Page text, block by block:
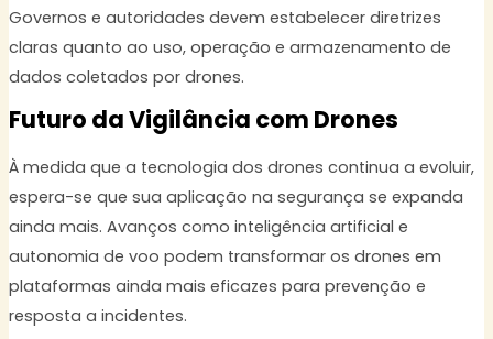
Governos e autoridades devem estabelecer diretrizes
claras quanto ao uso, operação e armazenamento de
dados coletados por drones.
Futuro da Vigilância com Drones
À medida que a tecnologia dos drones continua a evoluir,
espera-se que sua aplicação na segurança se expanda
ainda mais. Avanços como inteligência artificial e
autonomia de voo podem transformar os drones em
plataformas ainda mais eficazes para prevenção e
resposta a incidentes.